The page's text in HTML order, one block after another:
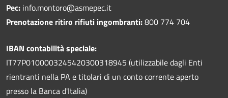
Pec: info.montoro@asmepec.it
Prenotazione ritiro rifiuti ingombranti:800 774 704
IBAN contabilità speciale:
IT77P0100003245420300318945 (utilizzabile dagli Enti
rientranti nella PA e titolari di un conto corrente aperto
presso la Banca d'Italia)